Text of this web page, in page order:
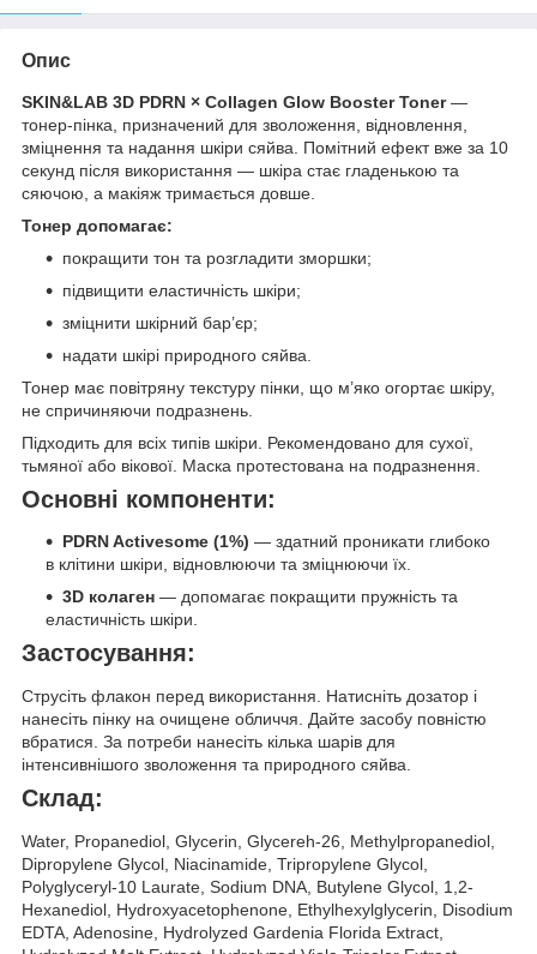
Опис
SKIN&LAB 3D PDRN × Collagen Glow Booster Toner—
тонер-пінка, призначений для зволоження, відновлення,
зміцнення та надання шкіри сяйва. Помітний ефект вже за 10
секунд після використання — шкіра стає гладенькою та
сяючою, а макіяж тримається довше.
Тонер допомагає:
покращити тон та розгладити зморшки;
підвищити еластичність шкіри;
зміцнити шкірний бар’єр;
надати шкірі природного сяйва.
Тонер має повітряну текстуру пінки, що м’яко огортає шкіру,
не спричиняючи подразнень.
Підходить для всіх типів шкіри. Рекомендовано для сухої,
тьмяної або вікової. Маска протестована на подразнення.
Основні компоненти:
PDRN Activesome (1%) — здатний проникати глибоко
в клітини шкіри, відновлюючи та зміцнюючи їх.
3D колаген — допомагає покращити пружність та
еластичність шкіри.
Застосування:
Струсіть флакон перед використання. Натисніть дозатор і
нанесіть пінку на очищене обличчя. Дайте засобу повністю
вбратися. За потреби нанесіть кілька шарів для
інтенсивнішого зволоження та природного сяйва.
Склад:
Water, Propanediol, Glycerin, Glycereh-26, Methylpropanediol,
Dipropylene Glycol, Niacinamide, Tripropylene Glycol,
Polyglyceryl-10 Laurate, Sodium DNA, Butylene Glycol, 1,2-
Hexanediol, Hydroxyacetophenone, Ethylhexylglycerin, Disodium
EDTA, Adenosine, Hydrolyzed Gardenia Florida Extract,